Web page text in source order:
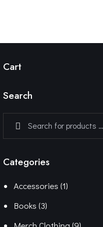
Cart
Search
Categories
Accessories (1)
Books (3)